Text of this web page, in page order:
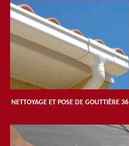
NETTOYAGE ET POSE DE GOUTTIÈRE 36